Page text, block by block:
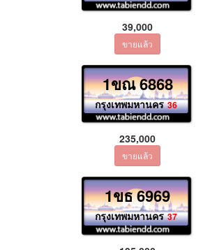
39,000
1ขณ 6868
กรุงเทพมหานคร 36
235,000
1ขธ 6969
กรุงเทพมหานคร 37